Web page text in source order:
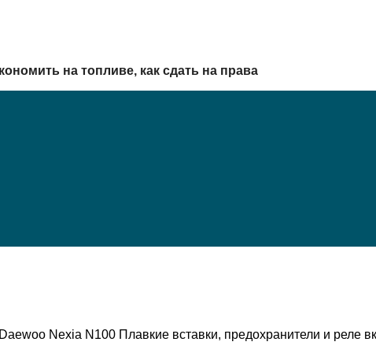
на топливе, как сдать на права
Nexia N100 Плавкие вставки, предохранители и реле